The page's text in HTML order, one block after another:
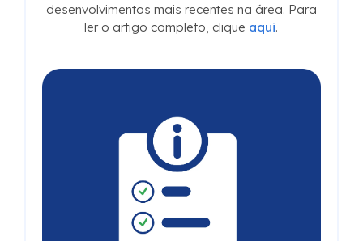
desenvolvimentos mais recentes na área. Para
ler o artigo completo, clique aqui.